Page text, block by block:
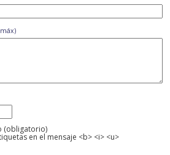
(obligatorio)
en el mensaje <b> <i> <u>